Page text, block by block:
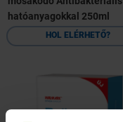
hatóanyagokkal 250ml
HOL ELÉRHETŐ?